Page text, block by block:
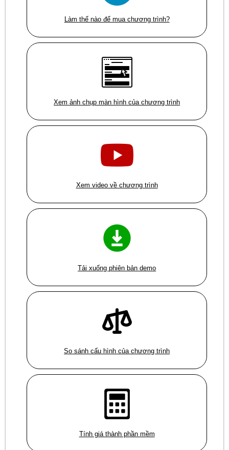
Làm thế nào để mua chương trình?
Xem ảnh chụp màn hình của chương trình
Xem video về chương trình
Tải xuống phiên bản demo
So sánh cấu hình của chương trình
Tính giá thành phần mềm